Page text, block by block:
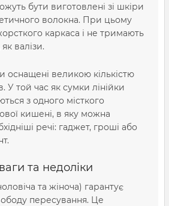
бути виготовлені зі шкіри
волокна. При цьому
каркаса і не тримають
валізи.
оснащені великою кількістю
У той час як сумки лінійки
з одного місткого
кишені, в яку можна
речі: гаджет, гроші або
та недоліки
та жіноча) гарантує
пересування. Це